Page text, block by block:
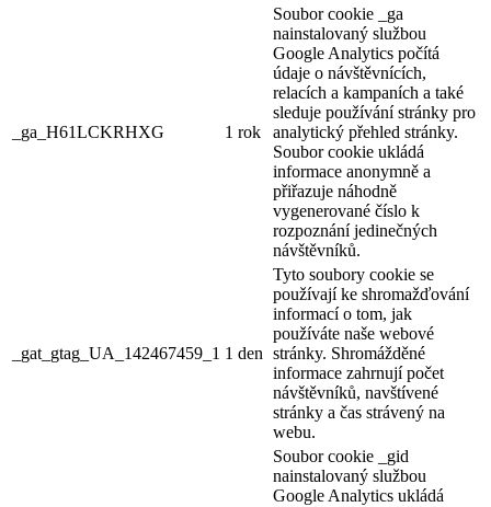
_ga_H61LCKRHXG 1 rok
Soubor cookie _ga
nainstalovaný službou
Google Analytics počítá
údaje o návštěvnících,
relacích a kampaních a také
sleduje používání stránky pro
analytický přehled stránky.
Soubor cookie ukládá
informace anonymně a
přiřazuje náhodně
vygenerované číslo k
rozpoznání jedinečných
návštěvníků.
_gat_gtag_UA_142467459_1 1 den
Tyto soubory cookie se
používají ke shromažďování
informací o tom, jak
používáte naše webové
stránky. Shromážděné
informace zahrnují počet
návštěvníků, navštívené
stránky a čas strávený na
webu.
Soubor cookie _gid
nainstalovaný službou
Google Analytics ukládá